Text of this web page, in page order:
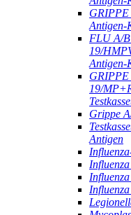
Antigen-
FLU A/
19/
Antigen-
19/
Grippe
Antigen